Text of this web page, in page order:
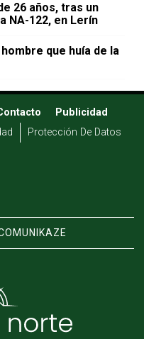
26 años, tras un
NA-122, en Lerín
que huía de la
Publicidad
Protección De Datos